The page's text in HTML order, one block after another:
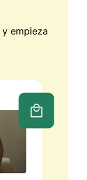
empieza